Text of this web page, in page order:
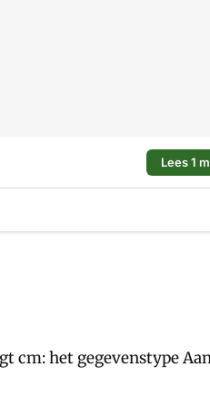
Lees 1
cm: het gegevenstype